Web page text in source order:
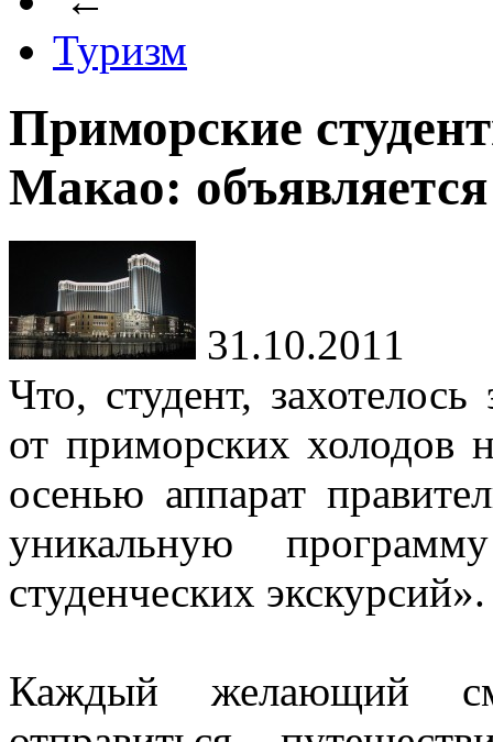
Туризм
Приморские
Макао:
31.10.2011
Что, студент,
от приморских холодов
осенью аппарат
уникальную
студенческих экскурсий».
Каждый желающий